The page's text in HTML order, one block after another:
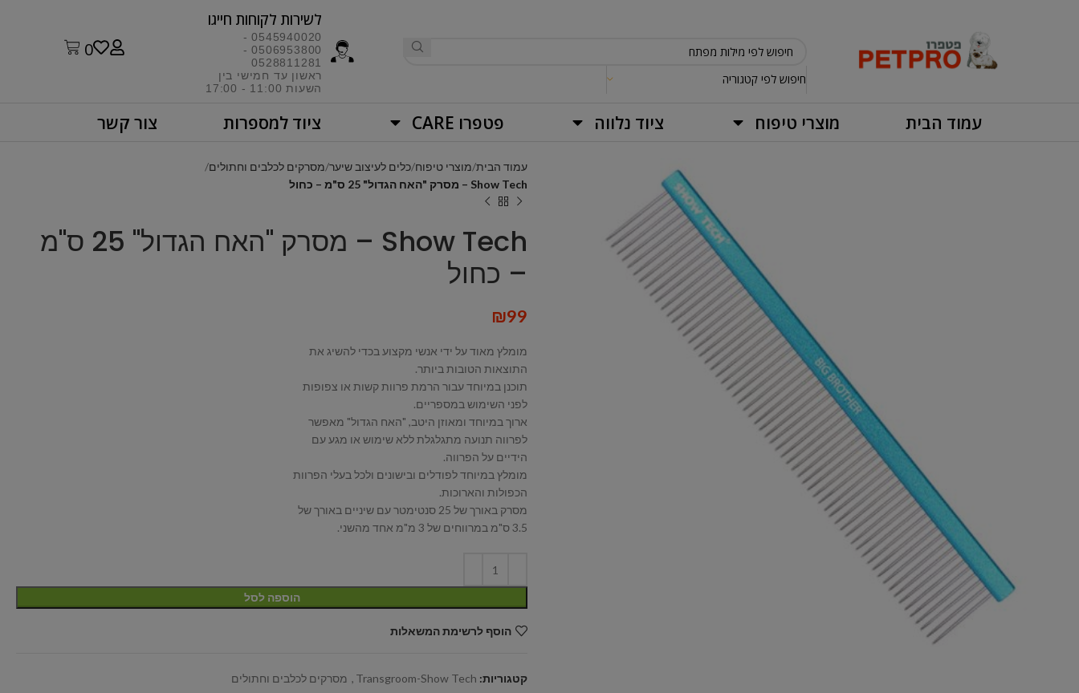
חיפוש לפי קטגוריה
לשירות לקוחות חייגו​
0545940020 -
0506953800 -
0528811281
ראשון עד חמישי בין
השעות 11:00 - 17:00​
0
עמוד הבית מוצרי טיפוח ציוד נלווה פטפרו CARE ציוד למספרות צור קשר
עמוד הבית מוצרי טיפוח כלים לעיצוב שיער מסרקים לכלבים וחתולים
Show Tech – מסרק "האח הגדול" 25 ס"מ – כחול
Show Tech – מסרק "האח הגדול" 25 ס"מ
– כחול
₪99
מומלץ מאוד על ידי אנשי מקצוע בכדי להשיג את
התוצאות הטובות ביותר.
תוכנן במיוחד עבור הרמת פרוות קשות או צפופות
לפני השימוש במספריים.
ארוך במיוחד ומאוזן היטב, "האח הגדול" מאפשר
לפרווה תנועה מתגלגלת ללא שימוש או מגע עם
הידיים על הפרווה.
מומלץ במיוחד לפודלים ובישונים ולכל בעלי הפרוות
הכפולות והארוכות.
מסרק באורך של 25 סנטימטר עם שיניים באורך של
3.5 ס"מ במרווחים של 3 מ"מ אחד מהשני.
הוספה לסל
הוסף לרשימת המשאלות
קטגוריות: Transgroom-Show Tech
, מסרקים לכלבים וחתולים